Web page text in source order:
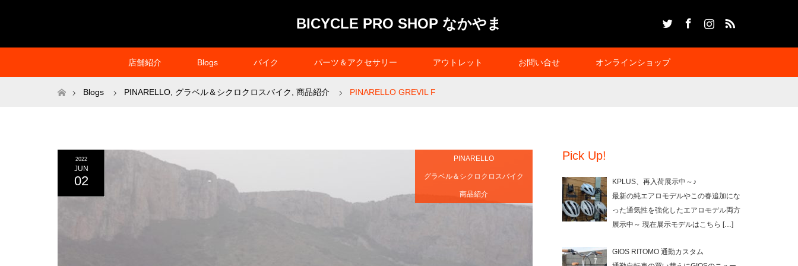
BICYCLE PRO SHOP なかやま
店舗紹介 Blogs バイク パーツ＆アクセサリー アウトレット お問い合せ オンラインショップ
ホームBlogs PINARELLO グラベル＆シクロクロスバイク 商品紹介 PINARELLO GREVIL F
2022
JUN
02
PINARELLO
グラベル＆シクロクロスバイク
商品紹介
Pick Up!
KPLUS、再入荷展示中～♪
最新の純エアロモデルやこの春追加にな
った通気性を強化したエアロモデル両方
展示中～ 現在展示モデルはこちら […]
GIOS RITOMO 通勤カスタム